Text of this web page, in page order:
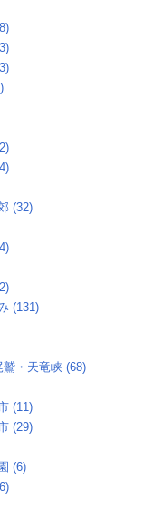
(32)
(131)
鷲・天竜峡 (68)
(11)
(29)
(6)